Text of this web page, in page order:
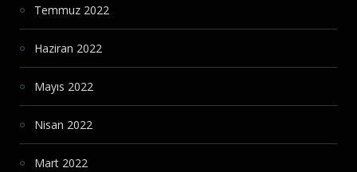
Temmuz 2022
Haziran 2022
Mayıs 2022
Nisan 2022
Mart 2022